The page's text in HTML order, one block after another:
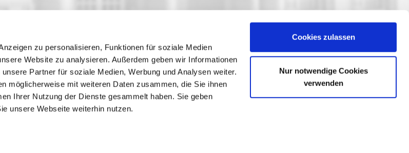
zu personalisieren, Funktionen für soziale Medien
Website zu analysieren. Außerdem geben wir Informationen
Partner für soziale Medien, Werbung und Analysen weiter.
möglicherweise mit weiteren Daten zusammen, die Sie ihnen
Ihrer Nutzung der Dienste gesammelt haben. Sie geben
unsere Webseite weiterhin nutzen.
Cookies zulassen
Nur notwendige Cookies
verwenden
/ Preise
/
Impressum
Sitemap
Datenschutz
Cookie-Einstellungen